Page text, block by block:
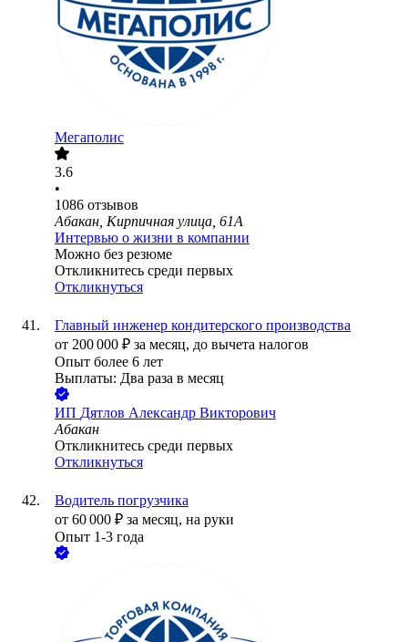
Мегаполис
3.6
•
1086 отзывов
Абакан, Кирпичная улица, 61А
Интервью о жизни в компании
Можно без резюме
Откликнитесь среди первых
Откликнуться
Главный инженер кондитерского производства
от 200 000 ₽ за месяц, до вычета налогов
Опыт более 6 лет
Выплаты: Два раза в месяц
ИП Дятлов Александр Викторович
Абакан
Откликнитесь среди первых
Откликнуться
Водитель погрузчика
от 60 000 ₽ за месяц, на руки
Опыт 1-3 года